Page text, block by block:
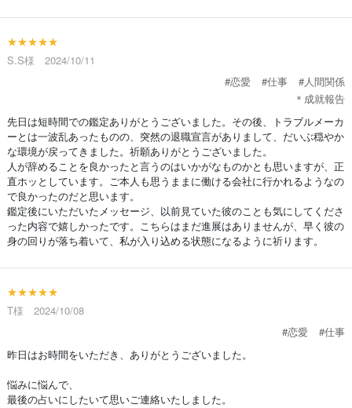
★★★★★
S.S様 2024/10/11
#恋愛
#仕事
#人間関係
＊成就報告
先日は短時間での鑑定ありがとうございました。その後、トラブルメーカ
ーとは一波乱あったものの、突然の退職宣言がありまして、だいぶ穏やか
な環境が戻ってきました。祈願ありがとうございました。
人が辞めることを良かったと言うのはいかがなものかとも思いますが、正
直ホッとしています。ご本人も思うままに働ける会社に行かれるようなの
で良かったのだと思います。
鑑定後にいただいたメッセージ、以前見ていた彼のことも気にしてくださ
った内容で嬉しかったです。こちらはまだ進展はありませんが、早く彼の
身の回りが落ち着いて、私が入り込める状態になるように祈ります。
★★★★★
T様 2024/10/08
#恋愛
#仕事
昨日はお時間をいただき、ありがとうございました。
悩みに悩んで、
最後の占いにしたいて思いご連絡いたしました。